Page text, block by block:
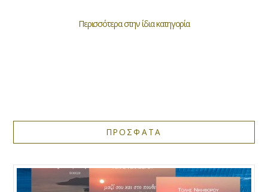
Περισσότερα στην ίδια κατηγορία
ΠΡΟΣΦΑΤΑ